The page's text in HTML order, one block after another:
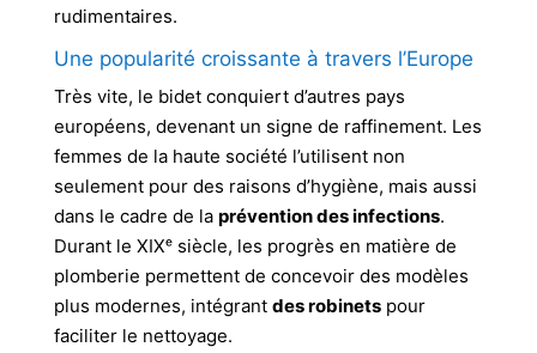
rudimentaires.
Une popularité croissante à travers l’Europe
Très vite, le bidet conquiert d’autres pays
européens, devenant un signe de raffinement. Les
femmes de la haute société l’utilisent non
seulement pour des raisons d’hygiène, mais aussi
dans le cadre de la prévention des infections.
Durant le XIXᵉ siècle, les progrès en matière de
plomberie permettent de concevoir des modèles
plus modernes, intégrant des robinetspour
faciliter le nettoyage.